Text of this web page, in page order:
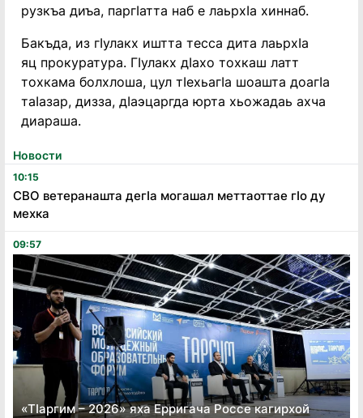
Новости
10:15
СВО ветеранашта дегӏа могашал меттаоттае гӏо ду
мехка
09:57
«Тӏаргим – 2026» яха Ерригача Россе кагирхой
рузкъа диъа, паргIатта наб е лаьрхIа хиннаб.
Бакъда, из гIулакх иштта тесса дита лаьрхIа
яц прокуратура. ГIулакх дIахо тохкаш латт
тохкама болхлоша, цул тIехьагIа шоашта доагIа
таIазар, дизза, дIаэцаргда юрта хьожадаь ахча
диараша.